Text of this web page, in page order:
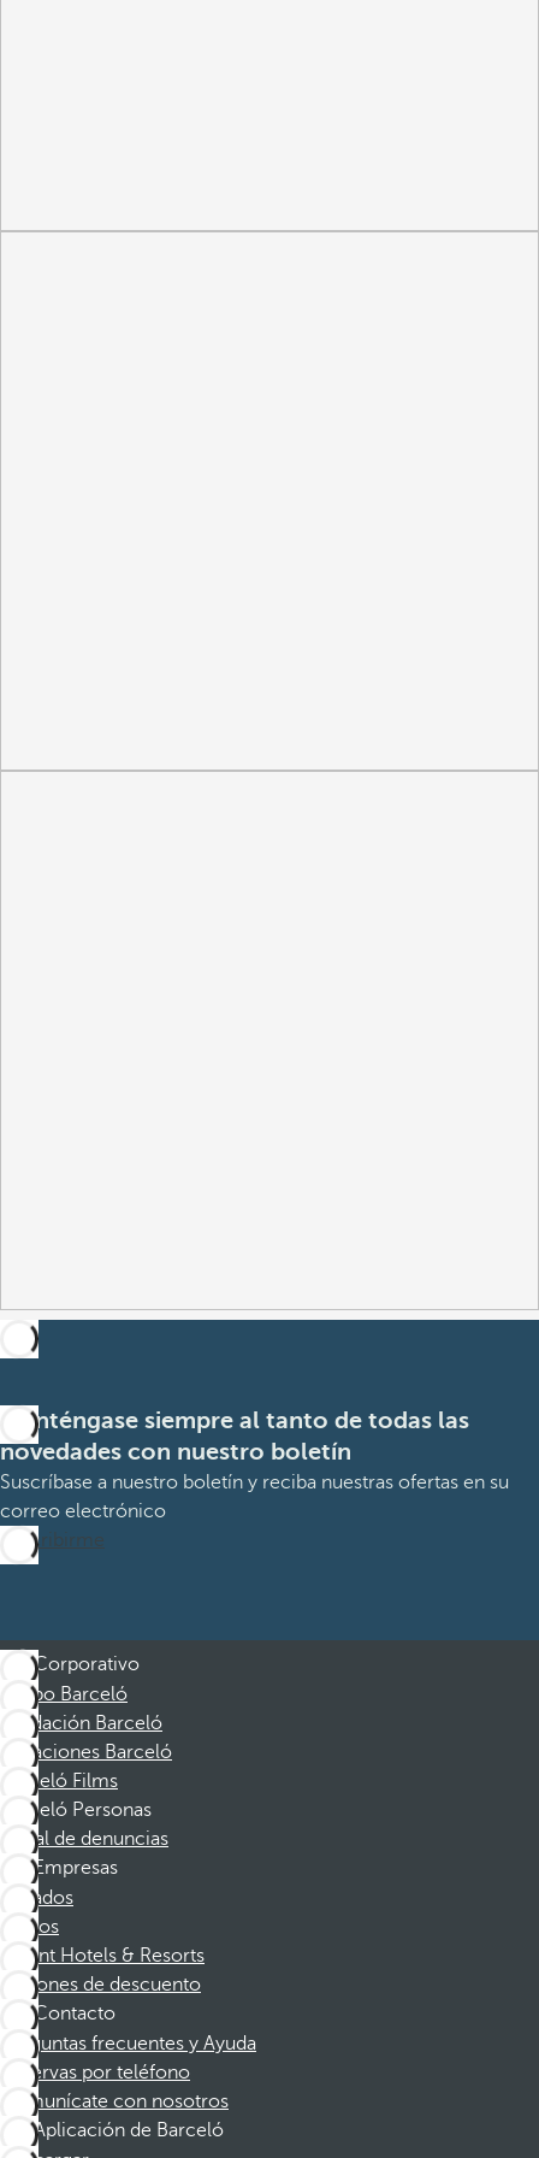
Manténgase siempre al tanto de todas las
novedades con nuestro boletín
Suscríbase a nuestro boletín y reciba nuestras ofertas en su
correo electrónico
Suscribirme
Corporativo
Grupo Barceló
Fundación Barceló
Vacaciones Barceló
Barceló Films
Barceló Personas
Canal de denuncias
Empresas
Afiliados
Socios
Dorint Hotels & Resorts
Cupones de descuento
Contacto
Preguntas frecuentes y Ayuda
Reservas por teléfono
Comunícate con nosotros
Aplicación de Barceló